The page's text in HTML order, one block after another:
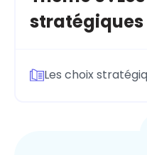
stratégiques
Les choix